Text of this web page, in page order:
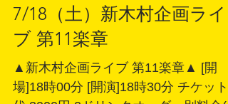
入れ替えなし） チャージ3,000円＋別
2ドリンクオーダー
7/18（土）新木村企画ライ